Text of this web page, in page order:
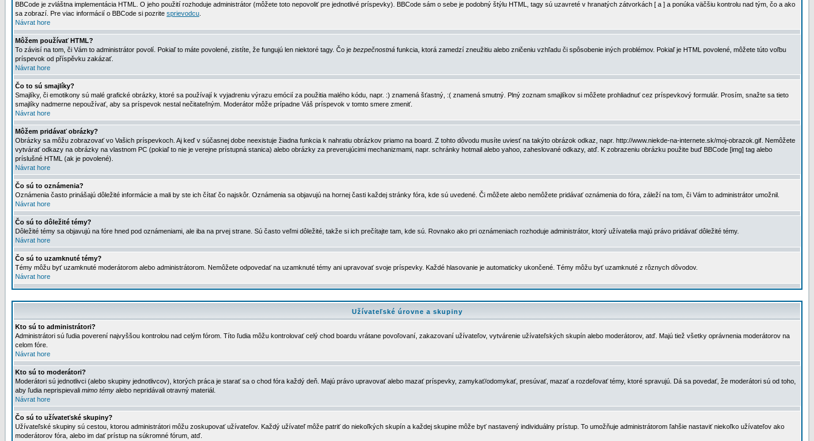
BBCode je zvláštna implementácia HTML. O jeho použití rozhoduje administrátor (môžete toto nepovoliť pre jednotlivé príspevky). BBCode sám o sebe je podobný štýlu HTML, tagy sú uzavreté v hranatých zátvorkách [ a ] a ponúka väčšiu kontrolu nad tým, čo a ako
sa zobrazí. Pre viac informácií o BBCode si pozrite sprievodcu
Návrat hore
Môžem používať HTML?
To závisí na tom, či Vám to administrátor povolí. Pokiaľ to máte povolené, zistíte, že fungujú len niektoré tagy. Čo je bezpečnostná funkcia, ktorá zamedzí zneužitiu alebo zničeniu vzhľadu či spôsobenie iných problémov. Pokiaľ je HTML povolené, môžete túto voľbu
príspevok od příspěvku zakázať.
Návrat hore
Čo to sú smajlíky?
Smajlíky, či emotikony sú malé grafické obrázky, ktoré sa používají k vyjadreniu výrazu emócií za použitia malého kódu, napr. :) znamená šťastný, :( znamená smutný. Plný zoznam smajlíkov si môžete prohliadnuť cez príspevkový formulár. Prosím, snažte sa tieto
smajlíky nadmerne nepoužívať, aby sa príspevok nestal nečitateľným. Moderátor môže prípadne Váš príspevok v tomto smere zmeniť.
Návrat hore
Môžem pridávať obrázky?
Obrázky sa môžu zobrazovať vo Vašich príspevkoch. Aj keď v súčasnej dobe neexistuje žiadna funkcia k nahratiu obrázkov priamo na board. Z tohto dôvodu musíte uviesť na takýto obrázok odkaz, napr. http://www.niekde-na-internete.sk/moj-obrazok.gif. Nemôžete
vytvárať odkazy na obrázky na vlastnom PC (pokiaľ to nie je verejne prístupná stanica) alebo obrázky za preverujúcimi mechanizmami, napr. schránky hotmail alebo yahoo, zaheslované odkazy, atď. K zobrazeniu obrázku použite buď BBCode [img] tag alebo
príslušné HTML (ak je povolené).
Návrat hore
Čo sú to oznámenia?
Oznámenia často prinášajú dôležité informácie a mali by ste ich čítať čo najskôr. Oznámenia sa objavujú na hornej časti každej stránky fóra, kde sú uvedené. Či môžete alebo nemôžete pridávať oznámenia do fóra, záleží na tom, či Vám to administrátor umožnil.
Návrat hore
Čo sú to dôležité témy?
Dôležité témy sa objavujú na fóre hned pod oznámeniami, ale iba na prvej strane. Sú často veľmi dôležité, takže si ich prečítajte tam, kde sú. Rovnako ako pri oznámeniach rozhoduje administrátor, ktorý užívatelia majú právo pridávať dôležité témy.
Návrat hore
Čo sú to uzamknuté témy?
Témy môžu byť uzamknuté moderátorom alebo administrátorom. Nemôžete odpovedať na uzamknuté témy ani upravovať svoje príspevky. Každé hlasovanie je automaticky ukončené. Témy môžu byť uzamknuté z rôznych dôvodov.
Návrat hore
Užívateľské úrovne a skupiny
Kto sú to administrátori?
Administrátori sú ľudia poverení najvyššou kontrolou nad celým fórom. Títo ľudia môžu kontrolovať celý chod boardu vrátane povoľovaní, zakazovaní užívateľov, vytvárenie užívateľských skupín alebo moderátorov, atď. Majú tiež všetky oprávnenia moderátorov na
celom fóre.
Návrat hore
Kto sú to moderátori?
Moderátori sú jednotlivci (alebo skupiny jednotlivcov), ktorých práca je starať sa o chod fóra každý deň. Majú právo upravovať alebo mazať príspevky, zamykať/odomykať, presúvať, mazať a rozdeľovať témy, ktoré spravujú. Dá sa povedať, že moderátori sú od toho,
aby ľudia neprispievali mimo témy alebo nepridávali otravný materiál.
Návrat hore
Čo sú to užívateťské skupiny?
Užívateľské skupiny sú cestou, ktorou administrátori môžu zoskupovať užívateľov. Každý užívateľ môže patriť do niekoľkých skupín a každej skupine môže byť nastavený individuálny prístup. To umožňuje administrátorom ľahšie nastaviť niekoľko užívateľov ako
moderátorov fóra, alebo im dať prístup na súkromné fórum, atď.